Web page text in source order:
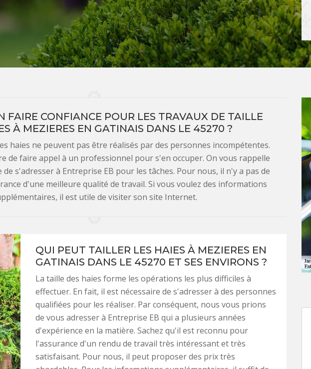
FAIRE CONFIANCE POUR LES TRAVAUX DE TAILLE
À MEZIERES EN GATINAIS DANS LE 45270 ?
haies ne peuvent pas être réalisés par des personnes incompétentes.
de faire appel à un professionnel pour s'en occuper. On vous rappelle
s'adresser à Entreprise EB pour les tâches. Pour nous, il n'y a pas de
d'une meilleure qualité de travail. Si vous voulez des informations
il est utile de visiter son site Internet.
QUI PEUT TAILLER LES HAIES À MEZIERES EN
GATINAIS DANS LE 45270 ET SES ENVIRONS ?
La taille des haies forme les opérations les plus difficiles à
effectuer. En fait, il est nécessaire de s'adresser à des personnes
qualifiées pour les réaliser. Par conséquent, nous vous prions
de vous adresser à Entreprise EB qui a plusieurs années
d'expérience en la matière. Sachez qu'il est reconnu pour
l'assurance d'un rendu de travail très intéressant et très
satisfaisant. Pour nous, il peut proposer des prix très